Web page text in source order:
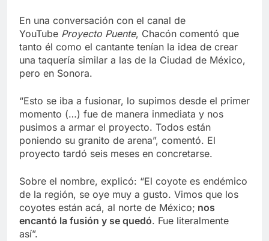
En una conversación con el canal de
YouTube Proyecto Puente, Chacón comentó que
tanto él como el cantante tenían la idea de crear
una taquería similar a las de la Ciudad de México,
pero en Sonora.
“Esto se iba a fusionar, lo supimos desde el primer
momento (…) fue de manera inmediata y nos
pusimos a armar el proyecto. Todos están
poniendo su granito de arena”, comentó. El
proyecto tardó seis meses en concretarse.
Sobre el nombre, explicó: “El coyote es endémico
de la región, se oye muy a gusto. Vimos que los
coyotes están acá, al norte de México; nos
encantó la fusión y se quedó. Fue literalmente
así”.